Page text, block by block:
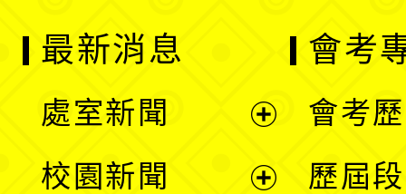
最新消息
處室新聞
校園新聞
會考
會考
歷屆